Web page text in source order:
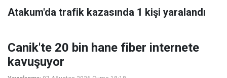
Atakum'da trafik kazasında 1 kişi yaralandı
Canik'te 20 bin hane fiber internete
kavuşuyor